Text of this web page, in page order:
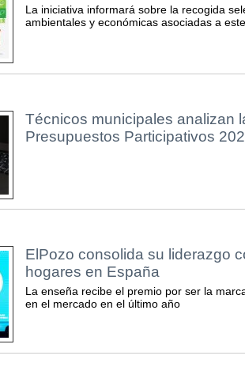
La iniciativa informará sobre la recogida
ambientales y económicas asociadas a
Técnicos municipales analizan
Presupuestos Participativos
ElPozo consolida su liderazgo
hogares en España
La enseña recibe el premio por ser la
en el mercado en el último año